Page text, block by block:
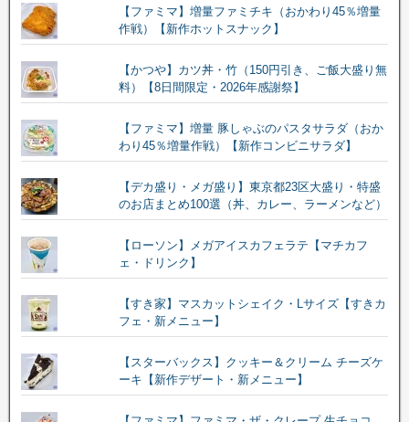
【ファミマ】増量ファミチキ（おかわり45％増量
作戦）【新作ホットスナック】
【かつや】カツ丼・竹（150円引き、ご飯大盛り無
料）【8日間限定・2026年感謝祭】
【ファミマ】増量 豚しゃぶのパスタサラダ（おか
わり45％増量作戦）【新作コンビニサラダ】
【デカ盛り・メガ盛り】東京都23区大盛り・特盛
のお店まとめ100選（丼、カレー、ラーメンなど）
【ローソン】メガアイスカフェラテ【マチカフ
ェ・ドリンク】
【すき家】マスカットシェイク・Lサイズ【すきカ
フェ・新メニュー】
【スターバックス】クッキー＆クリーム チーズケ
ーキ【新作デザート・新メニュー】